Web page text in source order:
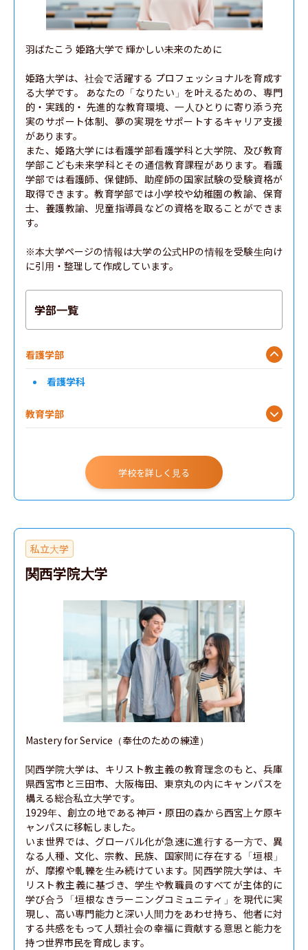
羽ばたこう 姫路大学で 輝かしい未来のために
姫路大学は、社会で活躍する プロフェッショナルを育成す
る大学です。 あなたの「なりたい」を叶えるための、専門
的・実践的・ 先進的な教育環境、一人ひとりに寄り添う充
実のサポート体制、夢の実現をサポートするキャリア支援
があります。
また、姫路大学には看護学部看護学科と大学院、及び教育
学部こども未来学科とその通信教育課程があります。看護
学部では看護師、保健師、助産師の国家試験の受験資格が
取得できます。教育学部では小学校や幼稚園の教諭、保育
士、養護教諭、児童指導員などの資格を取ることができま
す。
※本大学ページの情報は大学の公式HPの情報を受験生向け
に引用・整理して作成しています。
学部一覧
看護学部
看護学科
教育学部
学校を詳しく見る
私立大学
関西学院大学
Mastery for Service（奉仕のための練達）
関西学院大学は、キリスト教主義の教育理念のもと、兵庫
県西宮市と三田市、大阪梅田、東京丸の内にキャンパスを
構える総合私立大学です。
1929年、創立の地である神戸・原田の森から西宮上ケ原キ
ャンパスに移転しました。
いま世界では、グローバル化が急速に進行する一方で、異
なる人種、文化、宗教、民族、国家間に存在する「垣根」
が、摩擦や軋轢を生み続けています。関西学院大学は、キ
リスト教主義に基づき、学生や教職員のすべてが主体的に
学び合う「垣根なきラーニングコミュニティ」を現代に実
現し、高い専門能力と深い人間力をあわせ持ち、他者に対
する共感をもって人類社会の幸福に貢献する意思と能力を
持つ世界市民を育成します。